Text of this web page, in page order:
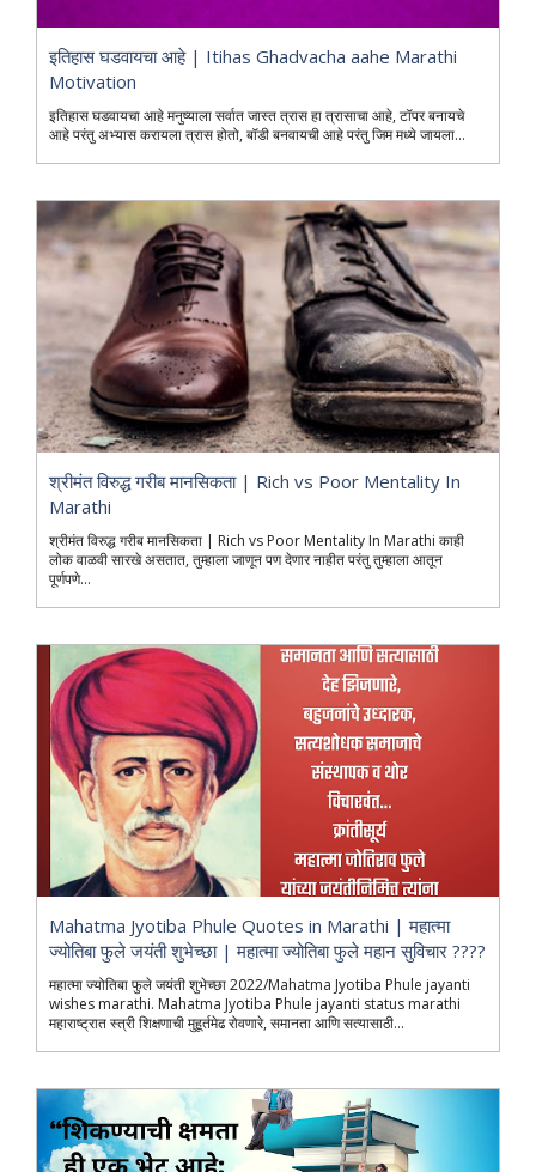
इतिहास घडवायचा आहे | Itihas Ghadvacha aahe Marathi
Motivation
इतिहास घडवायचा आहे मनुष्याला सर्वात जास्त त्रास हा त्रासाचा आहे, टॉपर बनायचे
आहे परंतु अभ्यास करायला त्रास होतो, बॉडी बनवायची आहे परंतु जिम मध्ये जायला...
श्रीमंत विरुद्ध गरीब मानसिकता | Rich vs Poor Mentality In
Marathi
श्रीमंत विरुद्ध गरीब मानसिकता | Rich vs Poor Mentality In Marathi काही
लोक वाळवी सारखे असतात, तुम्हाला जाणून पण देणार नाहीत परंतु तुम्हाला आतून
पूर्णपणे...
Mahatma Jyotiba Phule Quotes in Marathi | महात्मा
ज्योतिबा फुले जयंती शुभेच्छा | महात्मा ज्योतिबा फुले महान सुविचार ????
महात्मा ज्योतिबा फुले जयंती शुभेच्छा 2022/Mahatma Jyotiba Phule jayanti
wishes marathi. Mahatma Jyotiba Phule jayanti status marathi
महाराष्ट्रात स्त्री शिक्षणाची मुहूर्तमेढ रोवणारे, समानता आणि सत्यासाठी...